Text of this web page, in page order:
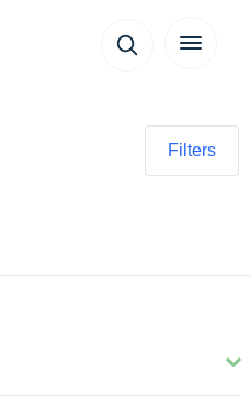
Filters